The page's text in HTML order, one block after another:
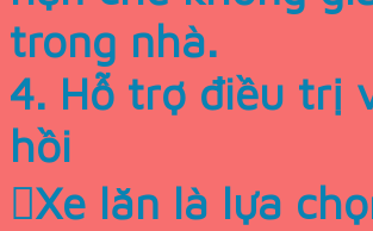
trong nhà.
4. Hỗ trợ điều trị
hồi
Xe lăn là lựa